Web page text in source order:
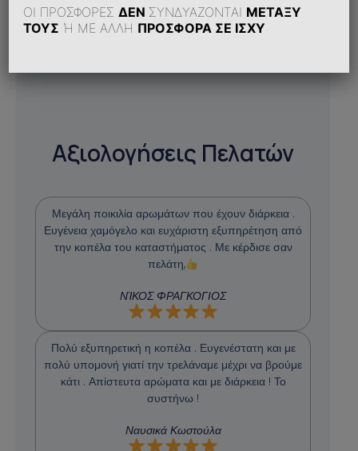
Αξιολογήσεις Πελατών
Μεγάλη ποικιλία αρωμάτων που έχουν διάρκεια .
Ευγένεια χαμόγελο και ευχάριστη εξυπηρέτηση από
την κοπέλα του καταστήματος . Με κέρδισε σαν
πελάτη,
ΝΊΚΟΣ ΦΡΑΓΚΟΓΙΟΣ
Πολύ εξυπηρετική η κοπέλα . Ευγενέστατη και με
πολύ υπομονή γιατί την τρελάναμε μέχρι να βρούμε
κάτι . Απίστευτα αρώματα και με διάρκεια ! Το
συστήνω !
Ναυσικά Κωστούλα
ΟΙ ΠΡΟΣΦΟΡΕΣΔΕΝ ΣΥΝΔΥΑΖΟΝΤΑΙ ΜΕΤΑΞΥ
ΤΟΥΣ Ή ΜΕ ΑΛΛΗ ΠΡΟΣΦΟΡΑ ΣΕ ΙΣΧΥ